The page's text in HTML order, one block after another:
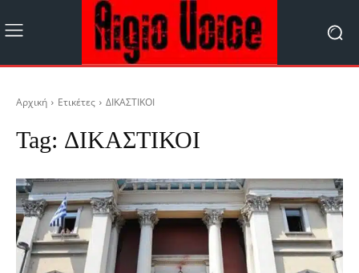
Αρχική Ετικέτες ΔΙΚΑΣΤΙΚΟΙ
Tag: ΔΙΚΑΣΤΙΚΟΙ